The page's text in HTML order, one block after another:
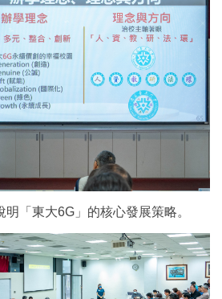
「東大6G」的核心發展策略。